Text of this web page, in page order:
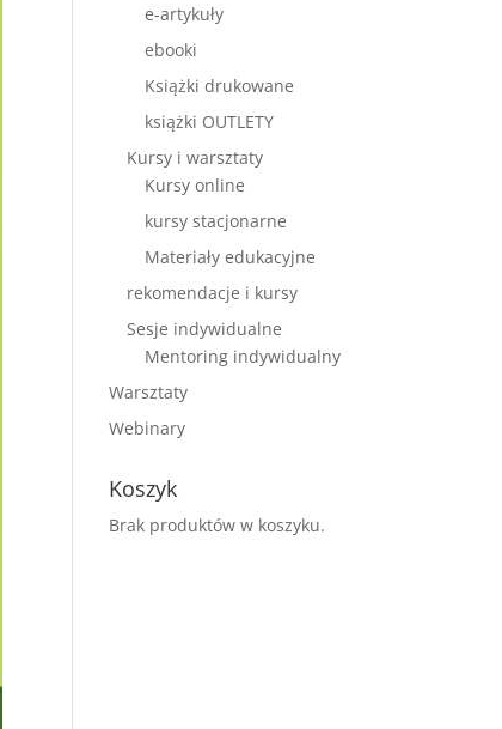
e-artykuły
ebooki
Książki drukowane
książki OUTLETY
Kursy i warsztaty
Kursy online
kursy stacjonarne
Materiały edukacyjne
rekomendacje i kursy
Sesje indywidualne
Mentoring indywidualny
Warsztaty
Webinary
Koszyk
Brak produktów w koszyku.